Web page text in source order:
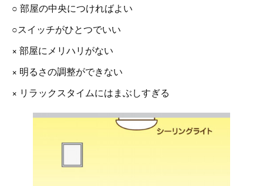
○ 部屋の中央につければよい
○スイッチがひとつでいい
× 部屋にメリハリがない
× 明るさの調整ができない
× リラックスタイムにはまぶしすぎる